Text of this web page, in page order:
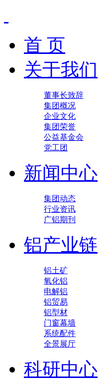
首 页
关于我们
董事长致辞
集团概况
企业文化
集团荣誉
公益基金会
党工团
新闻中心
集团动态
行业资讯
广铝期刊
铝产业链
铝土矿
氧化铝
电解铝
铝贸易
铝型材
门窗幕墙
系统配件
全景展厅
科研中心